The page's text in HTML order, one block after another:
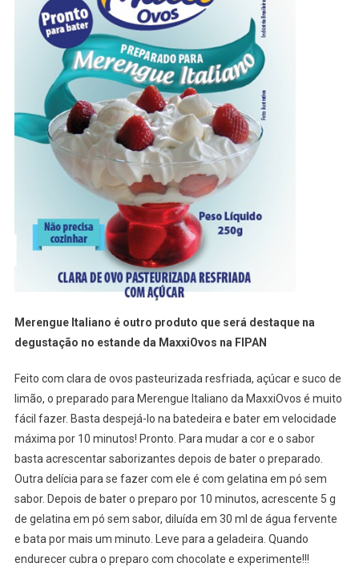
Merengue Italiano é outro produto que será destaque na
degustação no estande da MaxxiOvos na FIPAN
Feito com clara de ovos pasteurizada resfriada, açúcar e suco de
limão, o preparado para Merengue Italiano da MaxxiOvos é muito
fácil fazer. Basta despejá-lo na batedeira e bater em velocidade
máxima por 10 minutos! Pronto. Para mudar a cor e o sabor
basta acrescentar saborizantes depois de bater o preparado.
Outra delícia para se fazer com ele é com gelatina em pó sem
sabor. Depois de bater o preparo por 10 minutos, acrescente 5 g
de gelatina em pó sem sabor, diluída em 30 ml de água fervente
e bata por mais um minuto. Leve para a geladeira. Quando
endurecer cubra o preparo com chocolate e experimente!!!